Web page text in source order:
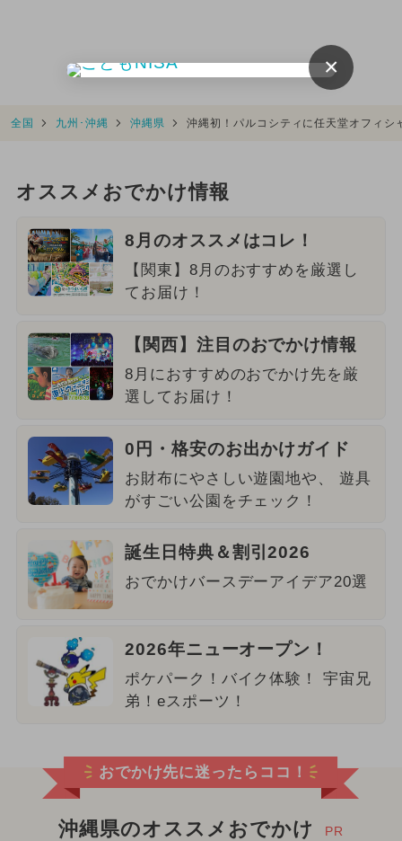
全国 九州･沖縄 沖縄県 沖縄初！パルコシティに任天堂オフィ
オススメおでかけ情報
8月のオススメはコレ！
【関東】8月のおすすめを厳選し
てお届け！
【関西】注目のおでかけ情報
8月におすすめのおでかけ先を厳
選してお届け！
0円・格安のお出かけガイド
お財布にやさしい遊園地や、 遊具
がすごい公園をチェック！
誕生日特典＆割引2026
おでかけバースデーアイデア20選
2026年ニューオープン！
ポケパーク！バイク体験！ 宇宙兄
弟！eスポーツ！
おでかけ先に迷ったらココ！
沖縄県のオススメおでかけ PR
×